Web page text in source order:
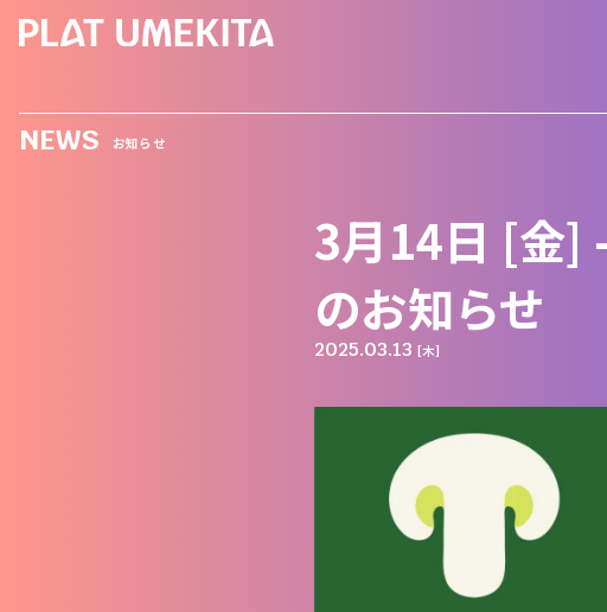
NEWS お知らせ
3月14日 [金
のお知らせ
2025.03.13[木]